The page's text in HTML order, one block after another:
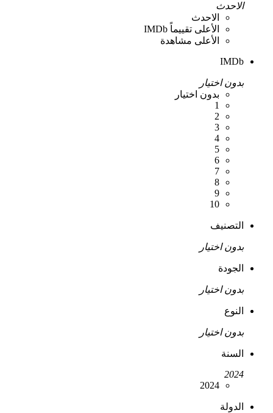
الاحدث
الاحدث
الأعلى تقييماً IMDb
الأعلى مشاهدة
IMDb
بدون اختيار
بدون اختيار
1
2
3
4
5
6
7
8
9
10
التصنيف
بدون اختيار
الجودة
بدون اختيار
النوع
بدون اختيار
السنة
2024
2024
الدولة